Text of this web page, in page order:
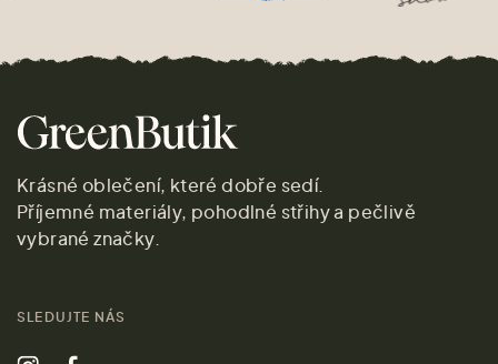
Krásné oblečení, které dobře sedí.
Příjemné materiály, pohodlné střihy a pečlivě
vybrané značky.
SLEDUJTE NÁS